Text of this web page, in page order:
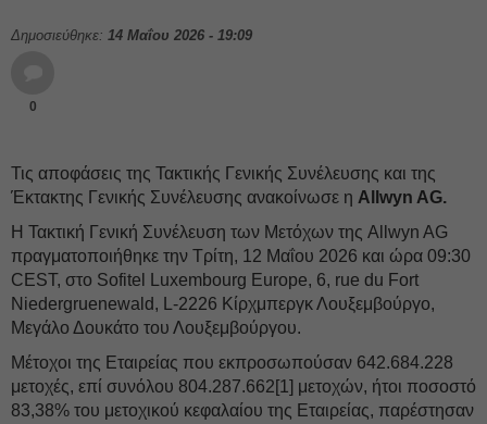
Δημοσιεύθηκε: 14 Μαΐου 2026 - 19:09
0
Τις αποφάσεις της Τακτικής Γενικής Συνέλευσης και της
Έκτακτης Γενικής Συνέλευσης ανακοίνωσε η Allwyn AG.
Η Τακτική Γενική Συνέλευση των Μετόχων της Allwyn AG
πραγματοποιήθηκε την Τρίτη, 12 Μαΐου 2026 και ώρα 09:30
CEST, στο Sofitel Luxembourg Europe, 6, rue du Fort
Niedergruenewald, L-2226 Κίρχμπεργκ Λουξεμβούργο,
Μεγάλο Δουκάτο του Λουξεμβούργου.
Μέτοχοι της Εταιρείας που εκπροσωπούσαν 642.684.228
μετοχές, επί συνόλου 804.287.662[1] μετοχών, ήτοι ποσοστό
83,38% του μετοχικού κεφαλαίου της Εταιρείας, παρέστησαν